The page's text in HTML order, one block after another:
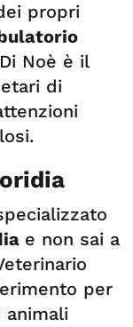
propri
Di Noè è il
di
e non sai a
per